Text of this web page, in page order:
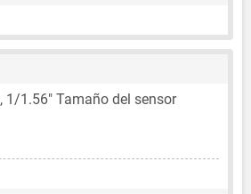
, 1/1.56" Tamaño del sensor